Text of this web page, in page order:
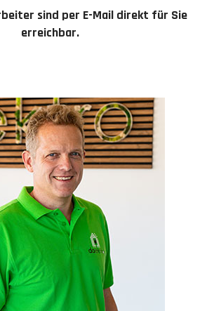
sind per E-Mail direkt für Sie
erreichbar.